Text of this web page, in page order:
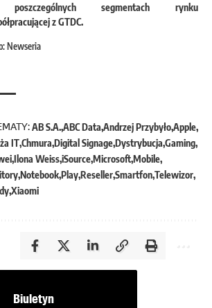
segmentach rynku
z GTDC.
Newseria
AB S.A.ABC Data Andrzej PrzybyłoApple
ITChmura Digital SignageDystrybucja Gaming
Ilona WeissiSourceMicrosoftMobile
NotebookPlayResellerSmartfonTelewizor
Xiaomi
Biuletyn